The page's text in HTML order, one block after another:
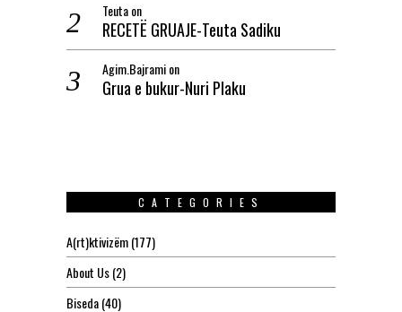
Teutaon
RECETË GRUAJE-Teuta Sadiku
Agim.Bajramion
Grua e bukur-Nuri Plaku
CATEGORIES
A(rt)ktivizëm(177)
About Us(2)
Biseda(40)